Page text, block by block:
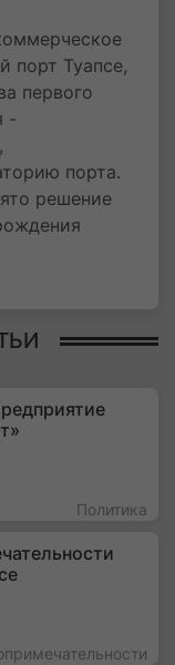
порт Туапсе,
первого
-
порта.
решение
Политика